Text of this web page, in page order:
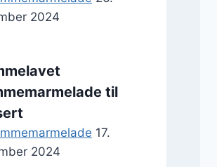
2024
til
17.
2024